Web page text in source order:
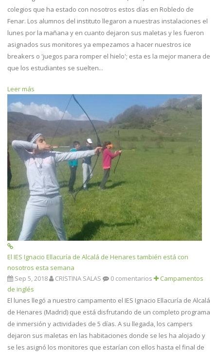
colegios que ha estado con nosotros estos días en Robledo de
Fenar. Los alumnos del instituto llegaron a nuestras instalaciones el
lunes por la mañana y en cuanto dejaron sus maletas y les fueron
asignados sus monitores ya empezamos a hacer nuestros ice
breakers o 'juegos para romper el hielo'; esta es la mejor manera de
que los estudiantes se suelten...
Leer más
El IES Ignacio Ellacuría de Alcalá de Henares también está con
nosotros esta semana
Sep 5, 2018
CRISTINA SALAS 0 comentarios
Campamentos
de inglés
El lunes llegó a nuestro campamento el IES Ignacio Ellacuría de Alcalá
de Henares (Madrid) que está disfrutando de un completo programa
de inmersión y actividades de 5 días. A su llegada, los campers
dejaron sus maletas en las habitaciones donde se les ha alojado y
se les asignó los monitores que estarían con ellos hasta el final de